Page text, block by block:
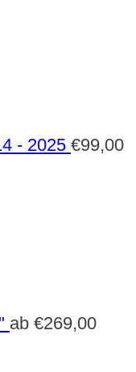
- 2025 €99,00
ab €269,00